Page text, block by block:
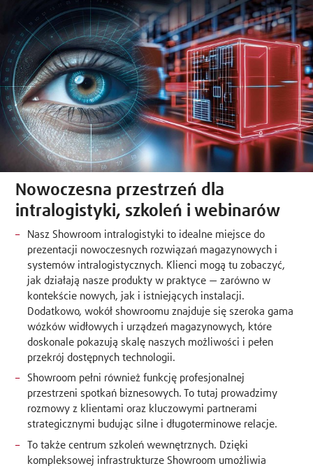
Nowoczesna przestrzeń dla
intralogistyki, szkoleń i webinarów
Nasz Showroom intralogistyki to idealne miejsce do
prezentacji nowoczesnych rozwiązań magazynowych i
systemów intralogistycznych. Klienci mogą tu zobaczyć,
jak działają nasze produkty w praktyce — zarówno w
kontekście nowych, jak i istniejących instalacji.
Dodatkowo, wokół showroomu znajduje się szeroka gama
wózków widłowych i urządzeń magazynowych, które
doskonale pokazują skalę naszych możliwości i pełen
przekrój dostępnych technologii.
Showroom pełni również funkcję profesjonalnej
przestrzeni spotkań biznesowych. To tutaj prowadzimy
rozmowy z klientami oraz kluczowymi partnerami
strategicznymi budując silne i długoterminowe relacje.
To także centrum szkoleń wewnętrznych. Dzięki
kompleksowej infrastrukturze Showroom umożliwia